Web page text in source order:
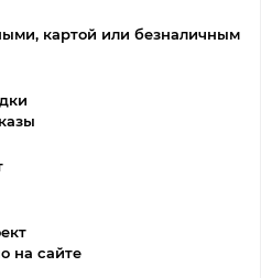
картой или безналичным
на сайте